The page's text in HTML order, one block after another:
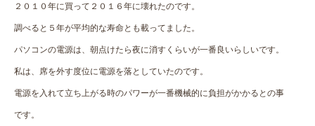
２０１０年に買って２０１６年に壊れたのです。
調べると５年が平均的な寿命とも載ってました。
パソコンの電源は、朝点けたら夜に消すくらいが一番良いらしいです。
私は、席を外す度位に電源を落としていたのです。
電源を入れて立ち上がる時のパワーが一番機械的に負担がかかるとの事
です。